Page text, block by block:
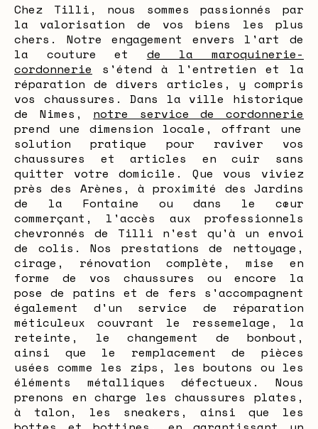
Chez Tilli, nous sommes passionnés par
la valorisation de vos biens les plus
chers. Notre engagement envers l'art de
la couture et de la maroquinerie-
cordonnerie s'étend à l'entretien et la
réparation de divers articles, y compris
vos chaussures. Dans la ville historique
de Nimes, notre service de cordonnerie
prend une dimension locale, offrant une
solution pratique pour raviver vos
chaussures et articles en cuir sans
quitter votre domicile. Que vous viviez
près des Arènes, à proximité des Jardins
de la Fontaine ou dans le cœur
commerçant, l'accès aux professionnels
chevronnés de Tilli n'est qu'à un envoi
de colis. Nos prestations de nettoyage,
cirage, rénovation complète, mise en
forme de vos chaussures ou encore la
pose de patins et de fers s'accompagnent
également d'un service de réparation
méticuleux couvrant le ressemelage, la
reteinte, le changement de bonbout,
ainsi que le remplacement de pièces
usées comme les zips, les boutons ou les
éléments métalliques défectueux. Nous
prenons en charge les chaussures plates,
à talon, les sneakers, ainsi que les